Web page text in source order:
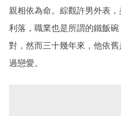
親相依為命。綜觀許男外表
利落，職業也是所謂的鐵飯
對，然而三十幾年來，他依
過戀愛。